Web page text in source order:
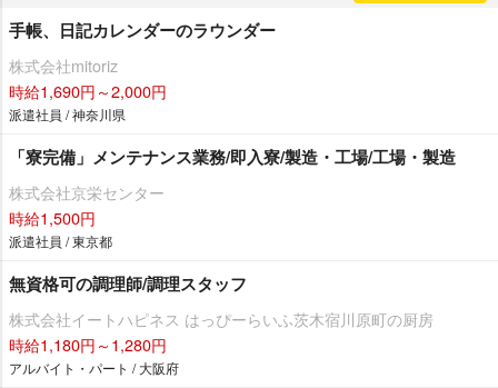
手帳、日記カレンダーのラウンダー
株式会社mitoriz
時給1,690円～2,000円
派遣社員 / 神奈川県
「寮完備」メンテナンス業務/即入寮/製造・工場/工場・製造
株式会社京栄センター
時給1,500円
派遣社員 / 東京都
無資格可の調理師/調理スタッフ
株式会社イートハピネス はっぴーらいふ茨木宿川原町の厨房
時給1,180円～1,280円
アルバイト・パート / 大阪府